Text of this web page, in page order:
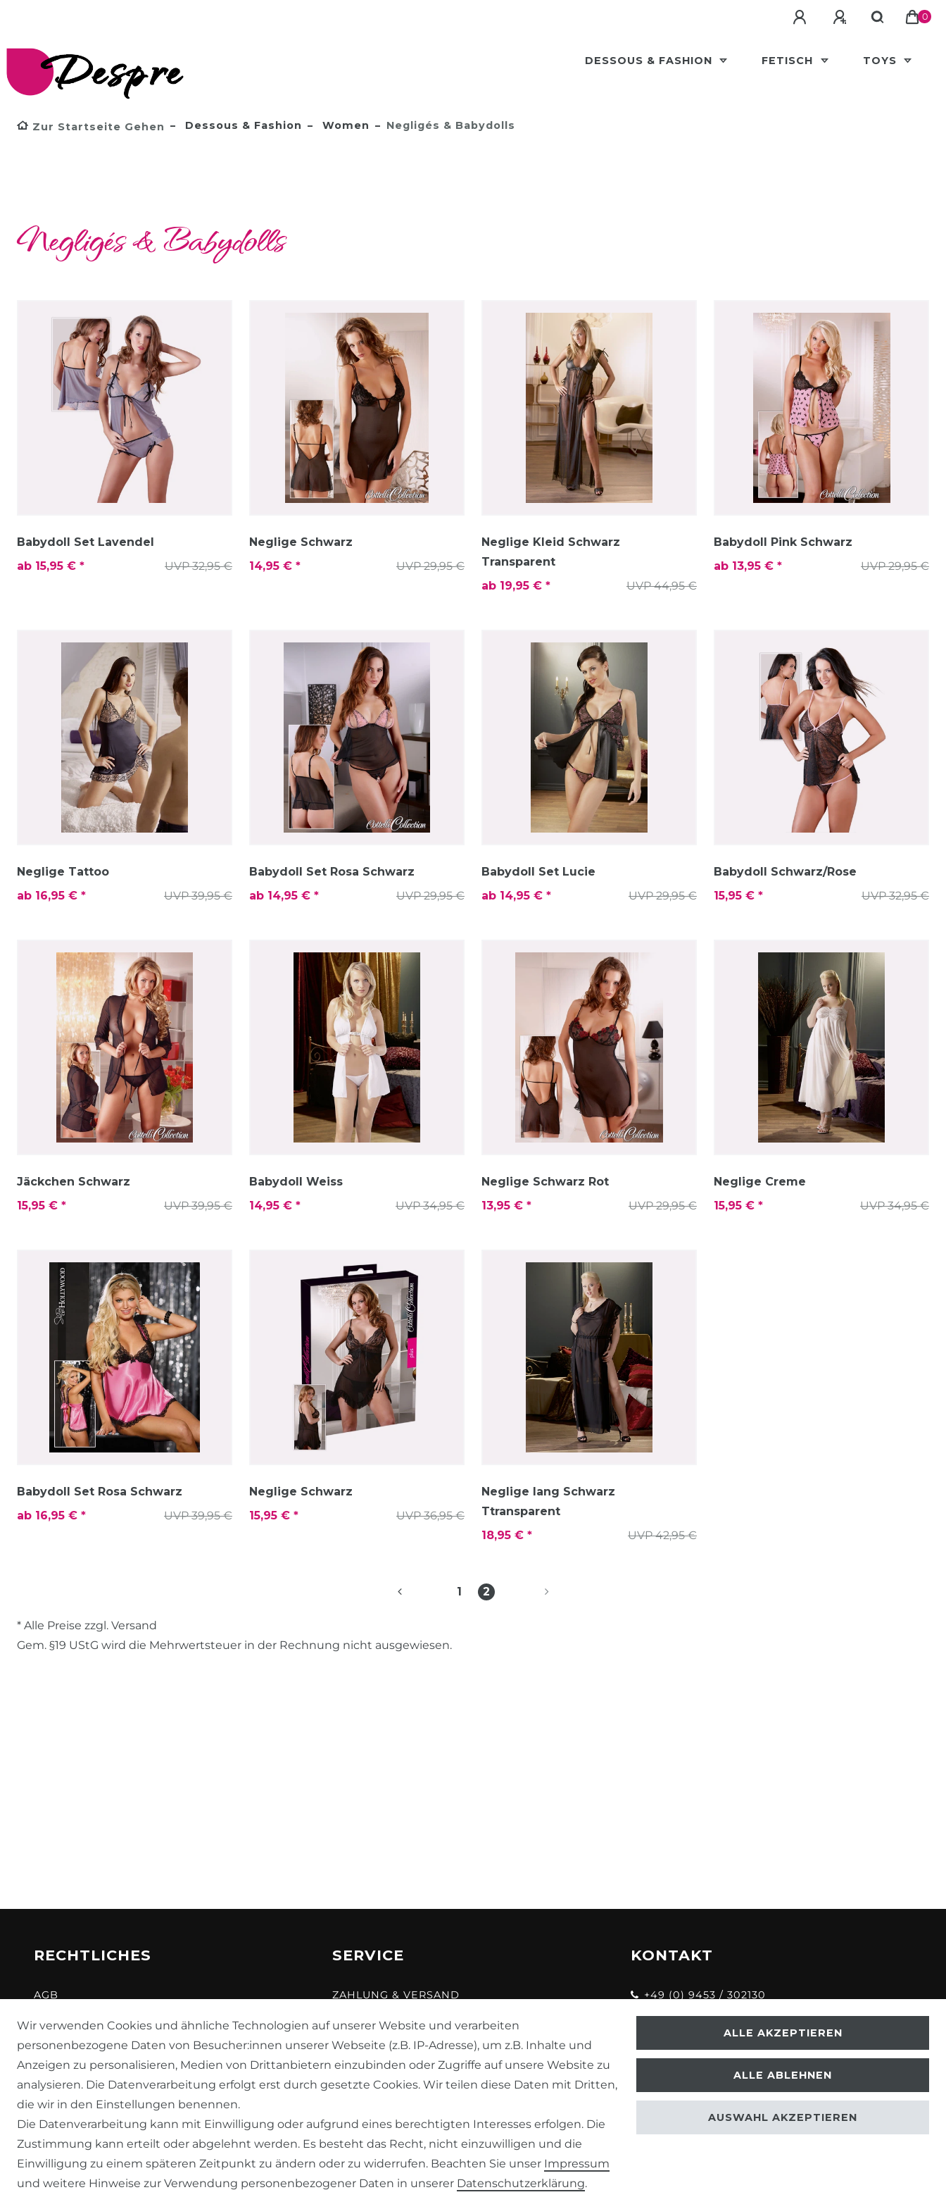
0
DESSOUS & FASHION FETISCH TOYS
Zur Startseite Gehen Dessous & Fashion Women Negligés & Babydolls
Negligés & Babydolls
Babydoll Set Lavendel
UVP 32,95 €
ab 15,95 € *
Neglige Schwarz
UVP 29,95 €
14,95 € *
Neglige Kleid Schwarz
Transparent
UVP 44,95 €
ab 19,95 € *
Babydoll Pink Schwarz
UVP 29,95 €
ab 13,95 € *
Neglige Tattoo
UVP 39,95 €
ab 16,95 € *
Babydoll Set Rosa Schwarz
UVP 29,95 €
ab 14,95 € *
Babydoll Set Lucie
UVP 29,95 €
ab 14,95 € *
Babydoll Schwarz/Rose
UVP 32,95 €
15,95 € *
Jäckchen Schwarz
UVP 39,95 €
15,95 € *
Babydoll Weiss
UVP 34,95 €
14,95 € *
Neglige Schwarz Rot
UVP 29,95 €
13,95 € *
Neglige Creme
UVP 34,95 €
15,95 € *
Babydoll Set Rosa Schwarz
UVP 39,95 €
ab 16,95 € *
Neglige Schwarz
UVP 36,95 €
15,95 € *
Neglige lang Schwarz
Ttransparent
UVP 42,95 €
18,95 € *
1 2
* Alle Preise zzgl. Versand
Gem. §19 UStG wird die Mehrwertsteuer in der Rechnung nicht ausgewiesen.
RECHTLICHES
AGB
WIDERRUFSRECHT
DATENSCHUTZERKLÄRUNG
IMPRESSUM
SERVICE
ZAHLUNG & VERSAND
KONTAKT
VERTRAG WIDERRUFEN
KONTAKT
+49 (0) 9453 / 302130
© 2026 Despre | Design by neoprisma
Wir verwenden Cookies und ähnliche Technologien auf unserer Website und verarbeiten
personenbezogene Daten von Besucher:innen unserer Webseite (z.B. IP-Adresse), um z.B. Inhalte und
Anzeigen zu personalisieren, Medien von Drittanbietern einzubinden oder Zugriffe auf unsere Website zu
analysieren. Die Datenverarbeitung erfolgt erst durch gesetzte Cookies. Wir teilen diese Daten mit Dritten,
die wir in den Einstellungen benennen.
Die Datenverarbeitung kann mit Einwilligung oder aufgrund eines berechtigten Interesses erfolgen. Die
Zustimmung kann erteilt oder abgelehnt werden. Es besteht das Recht, nicht einzuwilligen und die
Einwilligung zu einem späteren Zeitpunkt zu ändern oder zu widerrufen. Beachten Sie unser Impressum
und weitere Hinweise zur Verwendung personenbezogener Daten in unserer Daten­schutz­erklärung.
ALLE AKZEPTIEREN
ALLE ABLEHNEN
AUSWAHL AKZEPTIEREN